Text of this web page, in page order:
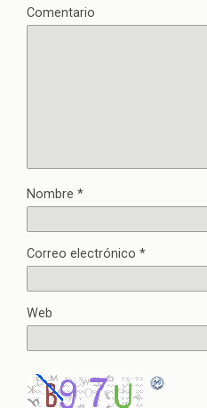
Comentario
Nombre *
Correo electrónico *
Web